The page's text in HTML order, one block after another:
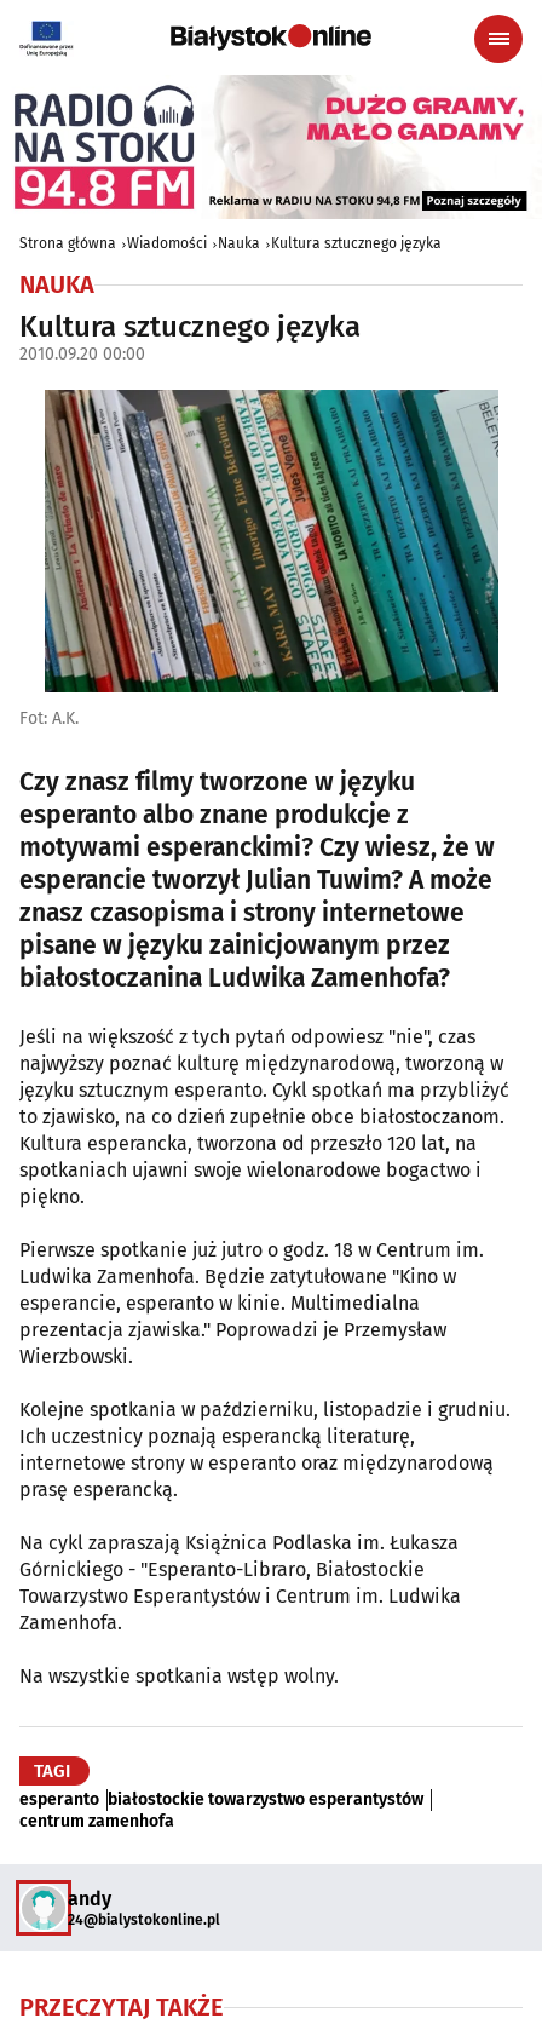
Strona główna Wiadomości Nauka Kultura sztucznego języka
NAUKA
Kultura sztucznego języka
2010.09.20 00:00
Fot: A.K.
Czy znasz filmy tworzone w języku
esperanto albo znane produkcje z
motywami esperanckimi? Czy wiesz, że w
esperancie tworzył Julian Tuwim? A może
znasz czasopisma i strony internetowe
pisane w języku zainicjowanym przez
białostoczanina Ludwika Zamenhofa?
Jeśli na większość z tych pytań odpowiesz "nie", czas
najwyższy poznać kulturę międzynarodową, tworzoną w
języku sztucznym esperanto. Cykl spotkań ma przybliżyć
to zjawisko, na co dzień zupełnie obce białostoczanom.
Kultura esperancka, tworzona od przeszło 120 lat, na
spotkaniach ujawni swoje wielonarodowe bogactwo i
piękno.
Pierwsze spotkanie już jutro o godz. 18 w Centrum im.
Ludwika Zamenhofa. Będzie zatytułowane "Kino w
esperancie, esperanto w kinie. Multimedialna
prezentacja zjawiska." Poprowadzi je Przemysław
Wierzbowski.
Kolejne spotkania w październiku, listopadzie i grudniu.
Ich uczestnicy poznają esperancką literaturę,
internetowe strony w esperanto oraz międzynarodową
prasę esperancką.
Na cykl zapraszają Książnica Podlaska im. Łukasza
Górnickiego - "Esperanto-Libraro, Białostockie
Towarzystwo Esperantystów i Centrum im. Ludwika
Zamenhofa.
Na wszystkie spotkania wstęp wolny.
TAGI
esperanto białostockie towarzystwo esperantystów
centrum zamenhofa
andy
24@bialystokonline.pl
PRZECZYTAJ TAKŻE